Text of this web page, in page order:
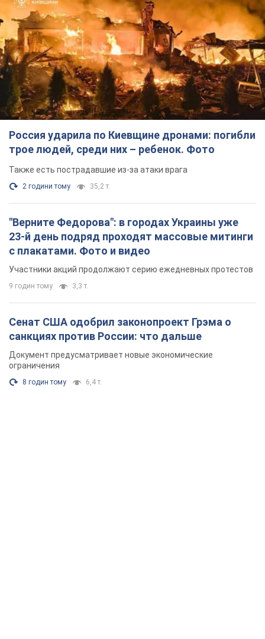
Россия ударила по Киевщине дронами: погибли
трое людей, среди них – ребенок. Фото
Также есть пострадавшие из-за атаки врага
2 години тому 35,2 т.
"Верните Федорова": в городах Украины уже
23-й день подряд проходят массовые митинги
с плакатами. Фото и видео
Участники акций продолжают серию ежедневных протестов
9 годин тому 3,3 т.
Сенат США одобрил законопроект Грэма о
санкциях против России: что дальше
Документ предусматривает новые экономические
ограничения
8 годин тому 6,4 т.